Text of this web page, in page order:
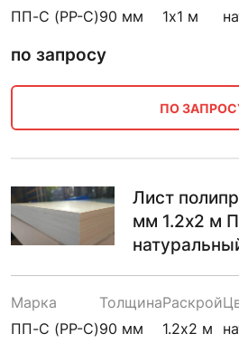
ПП-С (PP-C)90 мм
1х1 м
по запросу
ПО
Лист
мм 1.2х2 м
Марка
ПП-С (PP-C)
Толщина
90 мм
Раскрой
1.2х2 м